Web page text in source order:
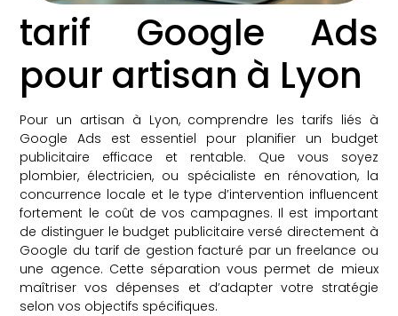
tarif Google Ads
pour artisan à Lyon
Pour un artisan à Lyon, comprendre les tarifs liés à
Google Ads est essentiel pour planifier un budget
publicitaire efficace et rentable. Que vous soyez
plombier, électricien, ou spécialiste en rénovation, la
concurrence locale et le type d’intervention influencent
fortement le coût de vos campagnes. Il est important
de distinguer le budget publicitaire versé directement à
Google du tarif de gestion facturé par un freelance ou
une agence. Cette séparation vous permet de mieux
maîtriser vos dépenses et d’adapter votre stratégie
selon vos objectifs spécifiques.